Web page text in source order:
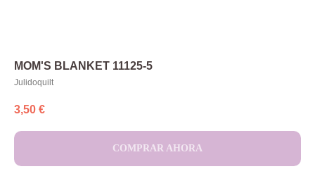
MOM'S BLANKET 11125-5
Julidoquilt
3,50 €
COMPRAR AHORA